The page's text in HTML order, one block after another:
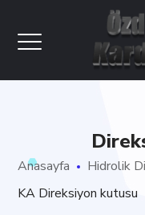
Anasayfa Hidrolik
KA Direksiyon kutusu